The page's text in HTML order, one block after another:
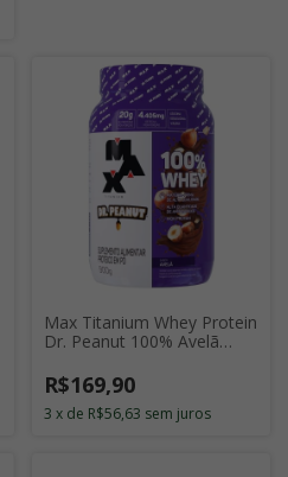
Max Titanium Whey Protein
Dr. Peanut 100% Avelã
R$169,90
3 x de R$56,63 sem juros